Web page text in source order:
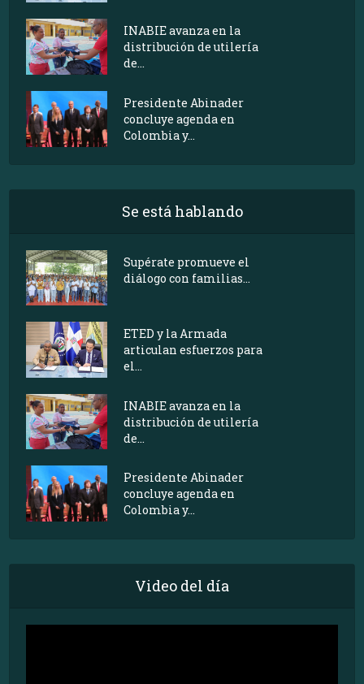
INABIE avanza en la
distribución de utilería
de...
Presidente Abinader
concluye agenda en
Colombia y...
Se está hablando
Supérate promueve el
diálogo con familias...
ETED y la Armada
articulan esfuerzos para
el...
INABIE avanza en la
distribución de utilería
de...
Presidente Abinader
concluye agenda en
Colombia y...
Video del día